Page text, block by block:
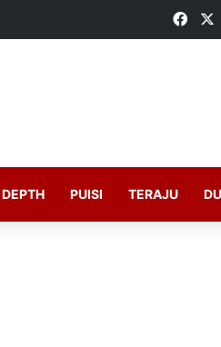
DEPTH PUISI TERAJU